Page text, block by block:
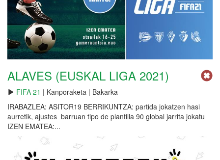
ALAVES (EUSKAL LIGA 2021)
FIFA 21 | Kanporaketa | Bakarka
IRABAZLEA: ASITOR19 BERRIKUNTZA: partida jokatzen hasi
aurretik, ajustes barruan tipo de plantilla 90 global jarrita jokatu
IZEN EMATEA:...